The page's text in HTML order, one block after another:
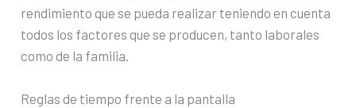
rendimiento que se pueda realizar teniendo en cuenta
todos los factores que se producen, tanto laborales
como de la familia.
Reglas de tiempo frente a la pantalla